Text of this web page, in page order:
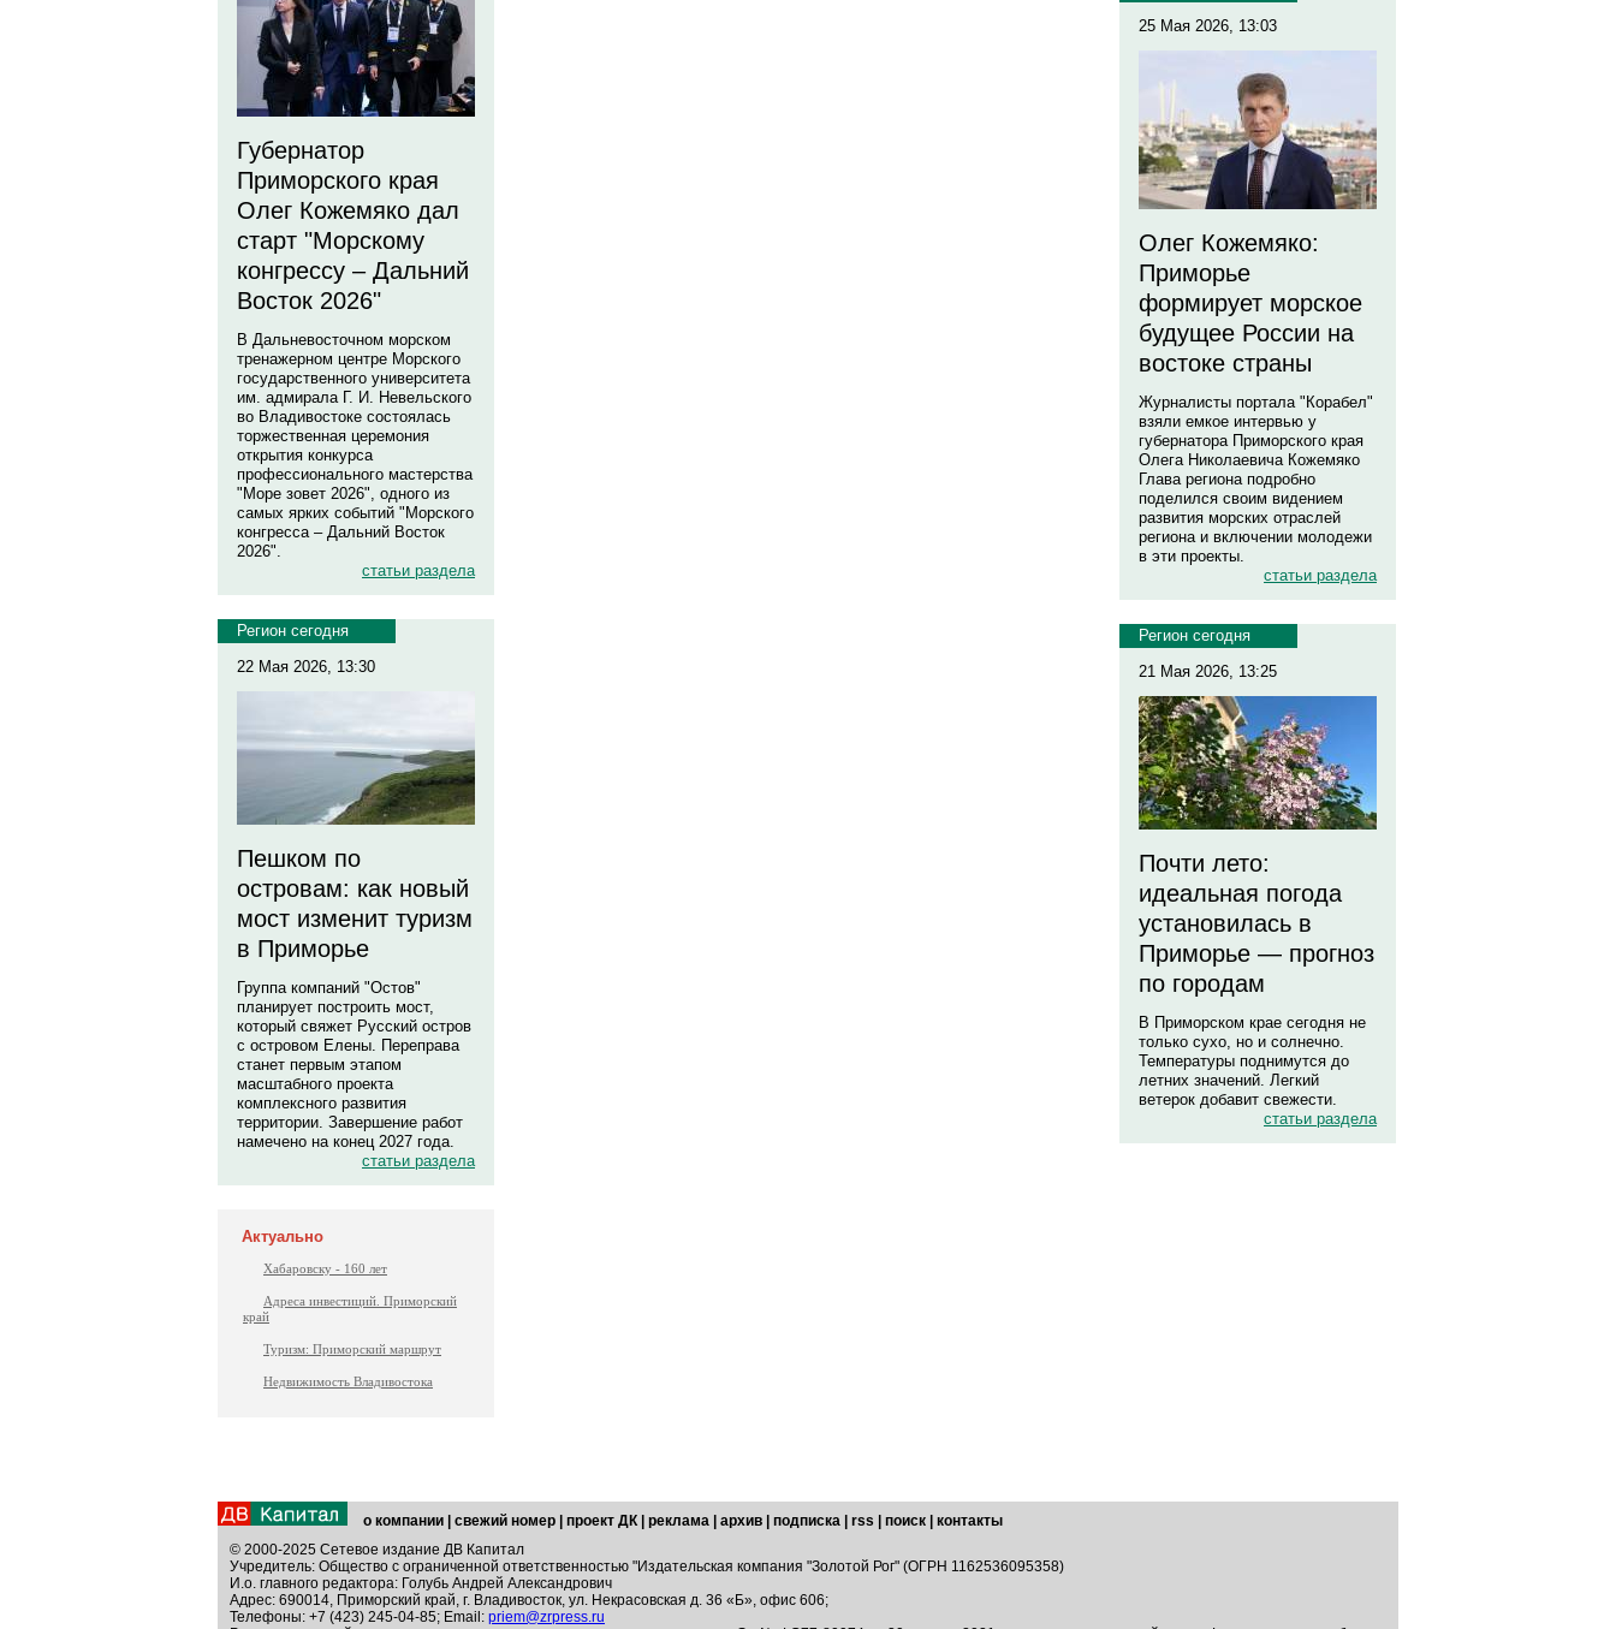
Губернатор
Приморского края
Олег Кожемяко дал
старт "Морскому
конгрессу – Дальний
Восток 2026"
В Дальневосточном морском
тренажерном центре Морского
государственного университета
им. адмирала Г. И. Невельского
во Владивостоке состоялась
торжественная церемония
открытия конкурса
профессионального мастерства
"Море зовет 2026", одного из
самых ярких событий "Морского
конгресса – Дальний Восток
2026".
статьи раздела
Регион сегодня
22 Мая 2026, 13:30
Пешком по
островам: как новый
мост изменит туризм
в Приморье
Группа компаний "Остов"
планирует построить мост,
который свяжет Русский остров
с островом Елены. Переправа
станет первым этапом
масштабного проекта
комплексного развития
территории. Завершение работ
намечено на конец 2027 года.
статьи раздела
Актуально
Хабаровску - 160 лет
Адреса инвестиций. Приморский
край
Туризм: Приморский маршрут
Недвижимость Владивостока
25 Мая 2026, 13:03
Олег Кожемяко:
Приморье
формирует морское
будущее России на
востоке страны
Журналисты портала "Корабел"
взяли емкое интервью у
губернатора Приморского края
Олега Николаевича Кожемяко
Глава региона подробно
поделился своим видением
развития морских отраслей
региона и включении молодежи
в эти проекты.
статьи раздела
Регион сегодня
21 Мая 2026, 13:25
Почти лето:
идеальная погода
установилась в
Приморье — прогноз
по городам
В Приморском крае сегодня не
только сухо, но и солнечно.
Температуры поднимутся до
летних значений. Легкий
ветерок добавит свежести.
статьи раздела
о компании свежий номер проект ДК реклама архив подписка rss поиск
контакты
© 2000-2025 Сетевое издание ДВ Капитал
Учредитель: Общество с ограниченной ответственностью "Издательская компания "Золотой Рог" (ОГРН 1162536095358)
И.о. главного редактора: Голубь Андрей Александрович
Адрес: 690014, Приморский край, г. Владивосток, ул. Некрасовская д. 36 «Б», офис 606;
Телефоны: +7 (423) 245-04-85; Email: priem@zrpress.ru